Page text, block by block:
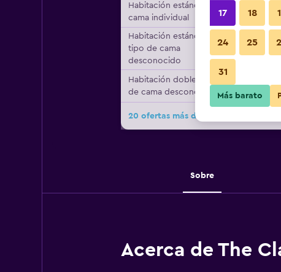
Habitación estándar, 1
cama individual
Habitación estándar,
tipo de cama
desconocido
Habitación doble, tipo
de cama desconocido
20 ofertas más de The Clarendon
Sobre
Acerca de The
17 18
24 25
31
Más barato